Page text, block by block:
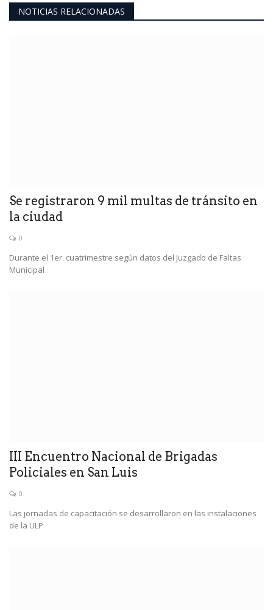
NOTICIAS RELACIONADAS
Se registraron 9 mil multas de tránsito en
la ciudad
0
Durante el 1er. cuatrimestre según datos del Juzgado de Faltas
Municipal
III Encuentro Nacional de Brigadas
Policiales en San Luis
0
Las jornadas de capacitación se desarrollaron en las instalaciones
de la ULP